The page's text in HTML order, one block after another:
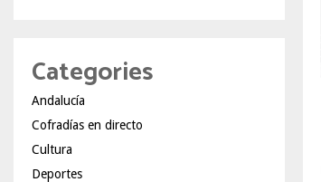
Categories
Andalucía
Cofradías en directo
Cultura
Deportes